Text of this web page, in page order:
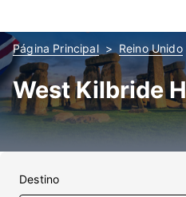
Página Principal Reino Unido
West Kilbride
Destino